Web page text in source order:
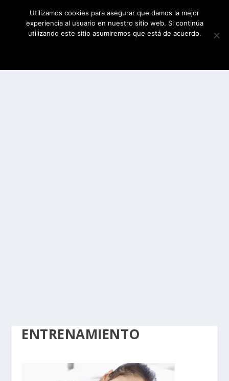
ENTRENAMIENTO
Utilizamos cookies para asegurar que damos la mejor
experiencia al usuario en nuestro sitio web. Si continúa
utilizando este sitio asumiremos que está de acuerdo.